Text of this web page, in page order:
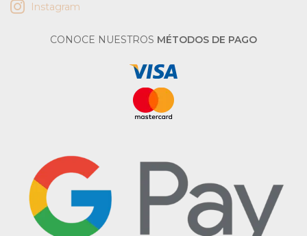
Instagram
CONOCE NUESTROS MÉTODOS DE PAGO